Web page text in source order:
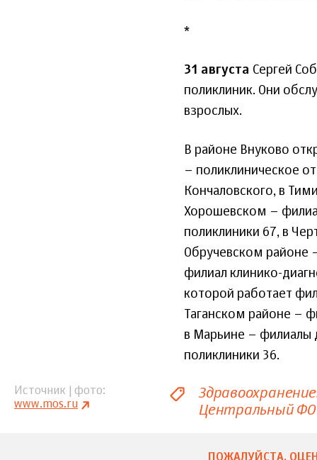
*
31 августа Сергей
поликлиник. Они
взрослых.
В районе Внуково
– поликлиническое
Кончаловского, в
Хорошевском –
поликлиники 67, в
Обручевском районе
филиал клинико-
которой работает
Таганском районе –
в Марьине – филиалы
поликлиники 36.
Источник | фото
www.mos.ru
Центральный ФО
ПОЖАЛУЙСТА,